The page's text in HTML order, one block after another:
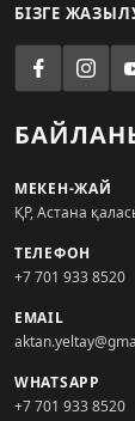
БІЗГЕ
МЕКЕН-ЖАЙ
ҚР, Астана
ТЕЛЕФОН
+7 701 933 8520
EMAIL
WHATSAPP
+7 701 933 8520